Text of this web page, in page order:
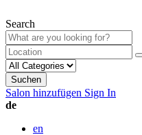
Search
Suchen
Salon hinzufügen Sign In
de
en